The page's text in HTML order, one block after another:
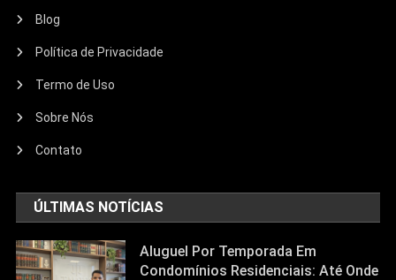
Blog
Política de Privacidade
Termo de Uso
Sobre Nós
Contato
ÚLTIMAS NOTÍCIAS
Aluguel Por Temporada Em
Condomínios Residenciais: Até Onde